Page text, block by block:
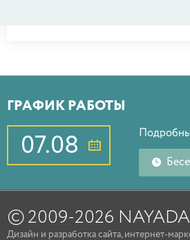
ГРАФИК РАБОТЫ
07.08
© 2009-2026
Дизайн и разработка сайта, интернет-